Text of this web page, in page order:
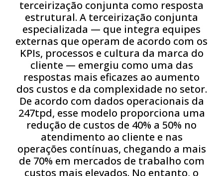
terceirização conjunta como resposta
estrutural. A terceirização conjunta
especializada — que integra equipes
externas que operam de acordo com os
KPIs, processos e cultura da marca do
cliente — emergiu como uma das
respostas mais eficazes ao aumento
dos custos e da complexidade no setor.
De acordo com dados operacionais da
247tpd, esse modelo proporciona uma
redução de custos de 40% a 50% no
atendimento ao cliente e nas
operações contínuas, chegando a mais
de 70% em mercados de trabalho com
custos mais elevados. No entanto, o